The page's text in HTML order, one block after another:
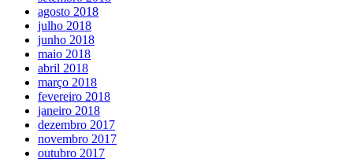
agosto 2018
julho 2018
junho 2018
maio 2018
abril 2018
março 2018
fevereiro 2018
janeiro 2018
dezembro 2017
novembro 2017
outubro 2017